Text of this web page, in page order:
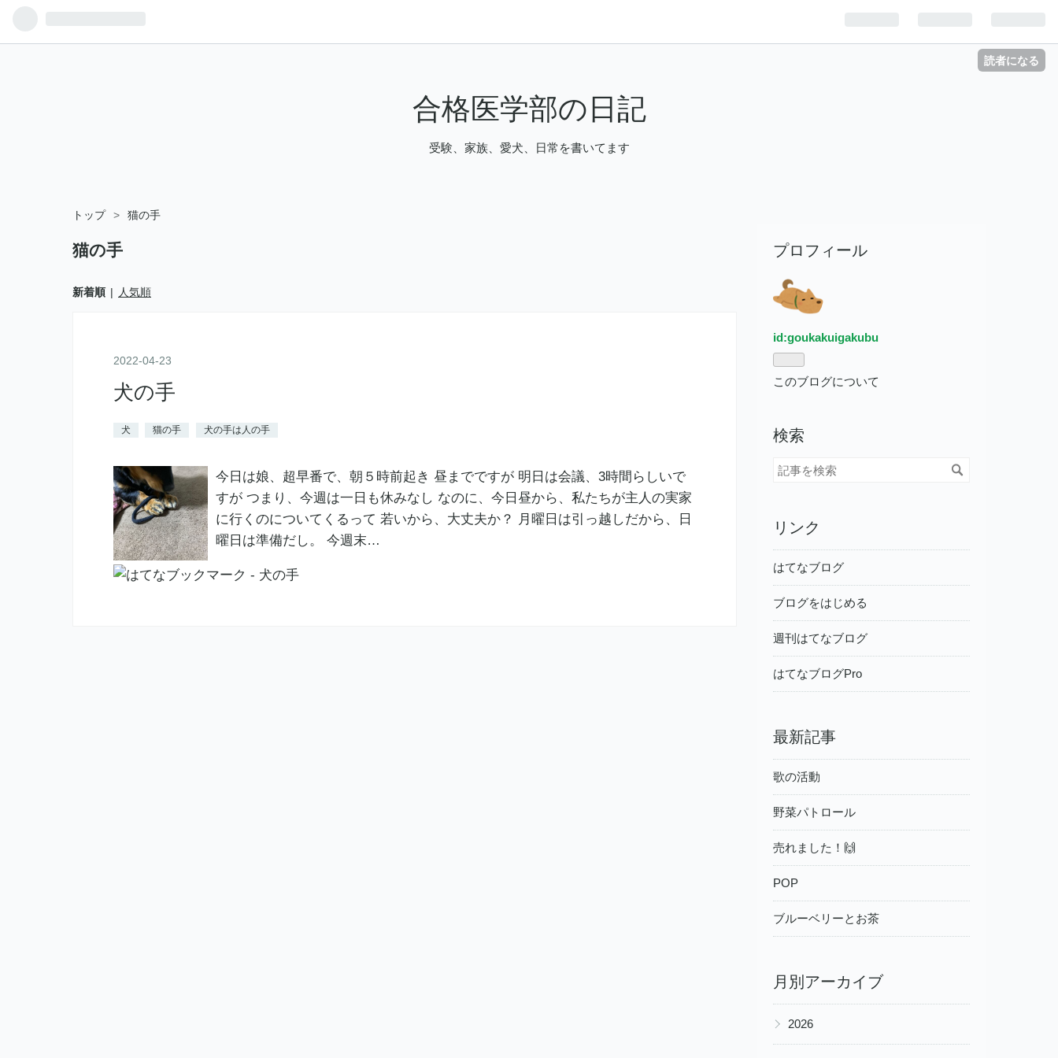
読者になる
合格医学部の日記
受験、家族、愛犬、日常を書いてます
トップ > 猫の手
猫の手
新着順 人気順
2022-04-23
犬の手
犬 猫の手 犬の手は人の手
今日は娘、超早番で、朝５時前起き 昼までですが 明日は会議、3時間らしいで
すが つまり、今週は一日も休みなし‍ なのに、今日昼から、私たちが主人の実家
に行くのについてくるって 若いから、大丈夫か？ 月曜日は引っ越しだから、日
曜日は準備だし。 今週末…
プロフィール
id:goukakuigakubu
このブログについて
検索
リンク
はてなブログ
ブログをはじめる
週刊はてなブログ
はてなブログPro
最新記事
歌の活動
野菜パトロール
売れました！🙌
POP
ブルーベリーとお茶
月別アーカイブ
▶ 2026